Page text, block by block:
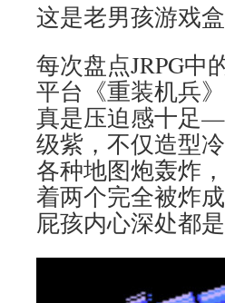
这是老男孩游戏
每次盘点JRPG中
平台《重装机兵
真是压迫感十足
级紫，不仅造型
各种地图炮轰炸
着两个完全被炸
屁孩内心深处都是